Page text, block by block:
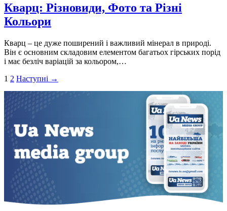
Кварц: Різновиди, Фото та Різні
Кольори
Кварц – це дуже поширений і важливий мінерал в природі.
Він є основним складовим елементом багатьох гірських порід
і має безліч варіацій за кольором,…
Пагінація
записів
1 2 Наступні →